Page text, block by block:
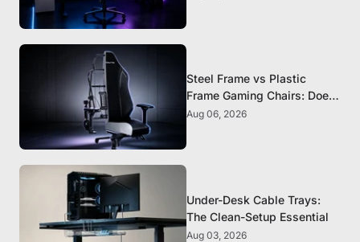
Steel Frame vs Plastic
Frame Gaming Chairs: Does
It Matter?
Aug 06, 2026
Under-Desk Cable Trays:
The Clean-Setup Essential
Aug 03, 2026